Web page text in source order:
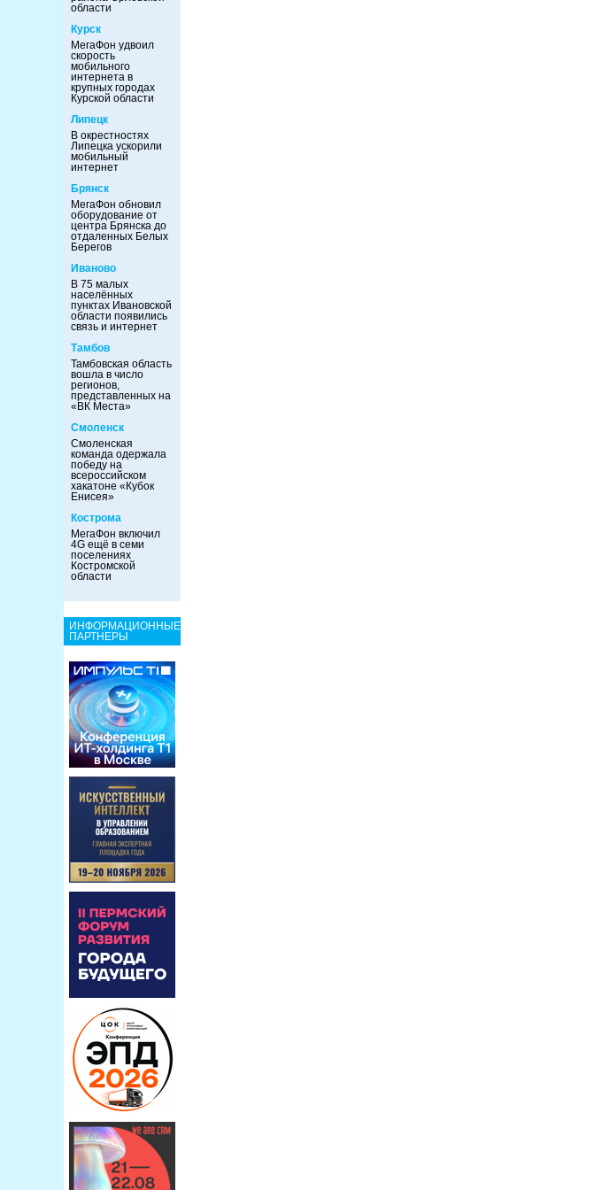
области
Курск
МегаФон удвоил
скорость
мобильного
интернета в
крупных городах
Курской области
Липецк
В окрестностях
Липецка ускорили
мобильный
интернет
Брянск
МегаФон обновил
оборудование от
центра Брянска до
отдаленных Белых
Берегов
Иваново
В 75 малых
населённых
пунктах Ивановской
области появились
связь и интернет
Тамбов
Тамбовская область
вошла в число
регионов,
представленных на
«ВК Места»
Смоленск
Смоленская
команда одержала
победу на
всероссийском
хакатоне «Кубок
Енисея»
Кострома
МегаФон включил
4G ещё в семи
поселениях
Костромской
области
ИНФОРМАЦИОННЫЕ
ПАРТНЕРЫ